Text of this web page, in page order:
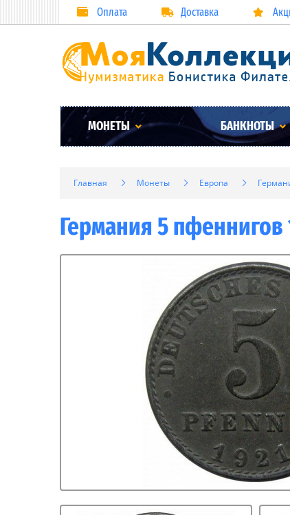
Оплата Доставка
МОНЕТЫ БАНКНОТЫ
Главная Монеты Европа
Германия 5 пфеннигов